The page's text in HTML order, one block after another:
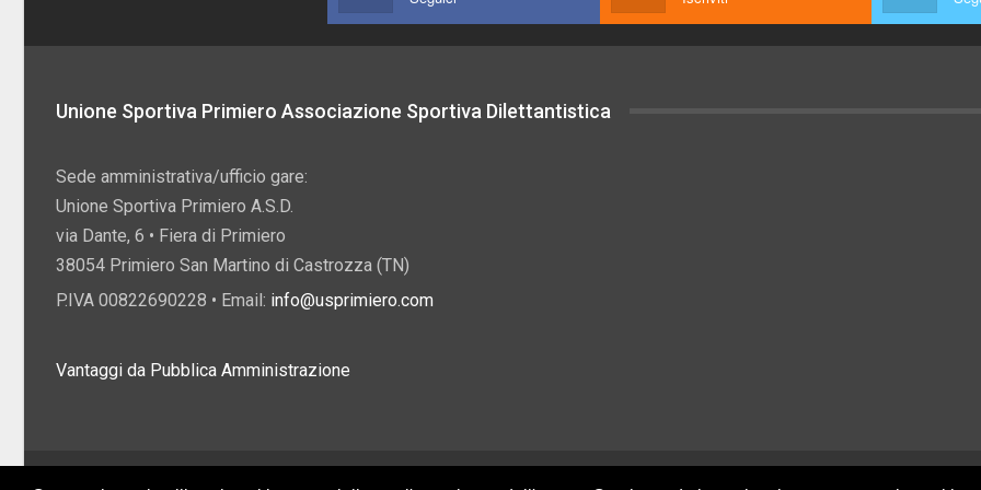
Unione Sportiva Primiero Associazione Sportiva Dilettantistica
Sede amministrativa/ufficio gare:
Unione Sportiva Primiero A.S.D.
via Dante, 6 • Fiera di Primiero
38054 Primiero San Martino di Castrozza (TN)
P.IVA 00822690228 • Email: info@usprimiero.com
Vantaggi da Pubblica Amministrazione